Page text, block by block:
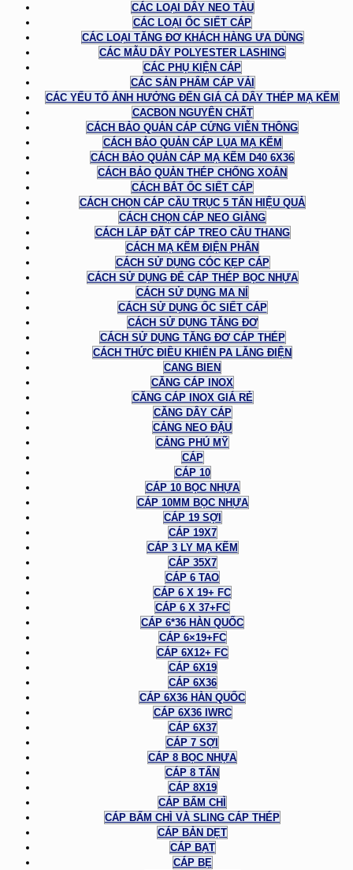
CÁC LOẠI DÂY NEO TÀU
CÁC LOẠI ỐC SIẾT CÁP
CÁC LOẠI TĂNG ĐƠ KHÁCH HÀNG ƯA DÙNG
CÁC MẪU DÂY POLYESTER LASHING
CÁC PHỤ KIỆN CÁP
CÁC SẢN PHẨM CÁP VẢI
CÁC YẾU TỐ ẢNH HƯỞNG ĐẾN GIÁ CẢ DÂY THÉP MẠ KẼM
CACBON NGUYÊN CHẤT
CÁCH BẢO QUẢN CÁP CỨNG VIỄN THÔNG
CÁCH BẢO QUẢN CÁP LỤA MẠ KẼM
CÁCH BẢO QUẢN CÁP MẠ KẼM D40 6X36
CÁCH BẢO QUẢN THÉP CHỐNG XOẮN
CÁCH BẮT ỐC SIẾT CÁP
CÁCH CHỌN CÁP CẦU TRỤC 5 TẤN HIỆU QUẢ
CÁCH CHỌN CÁP NEO GIẰNG
CÁCH LẮP ĐẶT CÁP TREO CẦU THANG
CÁCH MẠ KẼM ĐIỆN PHÂN
CÁCH SỬ DỤNG CÓC KẸP CÁP
CÁCH SỬ DỤNG ĐỂ CÁP THÉP BỌC NHỰA
CÁCH SỬ DỤNG MA NÍ
CÁCH SỬ DỤNG ỐC SIẾT CÁP
CÁCH SỬ DỤNG TĂNG ĐƠ
CÁCH SỬ DỤNG TĂNG ĐƠ CÁP THÉP
CÁCH THỨC ĐIỀU KHIỂN PA LĂNG ĐIỆN
CANG BIEN
CĂNG CÁP INOX
CĂNG CÁP INOX GIÁ RẺ
CĂNG DÂY CÁP
CẢNG NEO ĐẬU
CẢNG PHÚ MỸ
CÁP
CÁP 10
CÁP 10 BỌC NHỰA
CÁP 10MM BỌC NHỰA
CÁP 19 SỢI
CÁP 19X7
CÁP 3 LY MẠ KẼM
CÁP 35X7
CÁP 6 TAO
CÁP 6 X 19+ FC
CÁP 6 X 37+FC
CÁP 6*36 HÀN QUỐC
CÁP 6×19+FC
CÁP 6X12+ FC
CÁP 6X19
CÁP 6X36
CÁP 6X36 HÀN QUỐC
CÁP 6X36 IWRC
CÁP 6X37
CÁP 7 SỢI
CÁP 8 BỌC NHỰA
CÁP 8 TẤN
CÁP 8X19
CÁP BẤM CHÌ
CÁP BẤM CHÌ VÀ SLING CÁP THÉP
CÁP BẢN DẸT
CÁP BẠT
CÁP BẸ